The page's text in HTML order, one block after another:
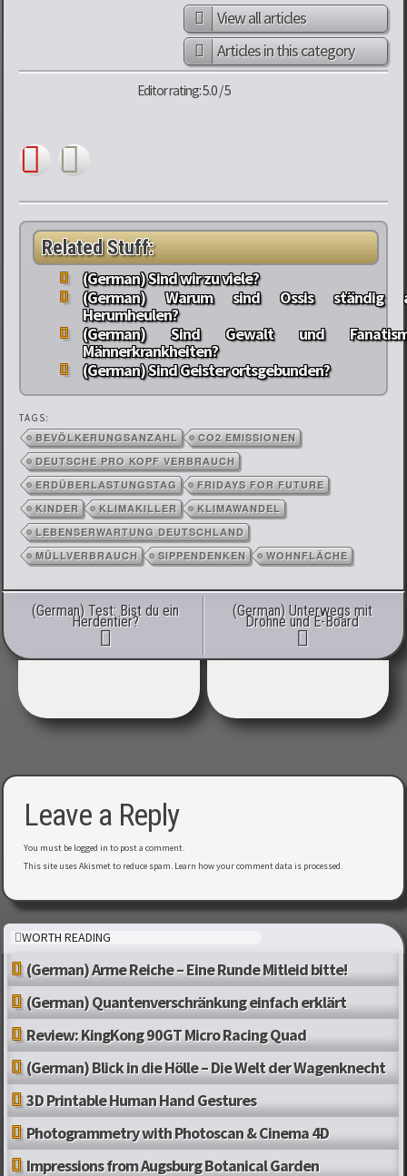
View all articles
Articles in this category
Editor rating: 5.0 / 5
Related Stuff:
(German) Sind wir zu viele?
(German) Warum sind Ossis ständig
Herumheulen?
(German) Sind Gewalt und
Männerkrankheiten?
(German) Sind Geister ortsgebunden?
TAGS:
BEVÖLKERUNGSANZAHL
CO2 EMISSIONEN
DEUTSCHE PRO KOPF VERBRAUCH
ERDÜBERLASTUNGSTAG
FRIDAYS FOR FUTURE
KINDER
KLIMAKILLER
KLIMAWANDEL
LEBENSERWARTUNG DEUTSCHLAND
MÜLLVERBRAUCH
SIPPENDENKEN WOHNFLÄCHE
Post navigation
(German) Test: Bist du ein
Herdentier?
(German) Unterwegs mit
Drohne und E-Board
Leave a Reply
You must be logged in to post a comment.
This site uses Akismet to reduce spam. Learn how your comment data is processed.
WORTH READING
(German) Arme Reiche – Eine Runde Mitleid bitte!
(German) Quantenverschränkung einfach erklärt
Review: KingKong 90GT Micro Racing Quad
(German) Blick in die Hölle – Die Welt der Wagenknecht
3D Printable Human Hand Gestures
Photogrammetry with Photoscan & Cinema 4D
Impressions from Augsburg Botanical Garden